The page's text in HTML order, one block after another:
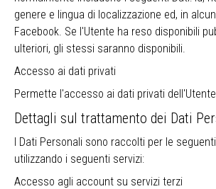
genere e lingua di localizzazione ed, in
Facebook. Se l'Utente ha reso disponibili
ulteriori, gli stessi saranno disponibili.
Accesso ai dati privati
Permette l'accesso ai dati privati
Dettagli sul trattamento dei Dati
I Dati Personali sono raccolti per le
utilizzando i seguenti servizi:
Accesso agli account su servizi terzi